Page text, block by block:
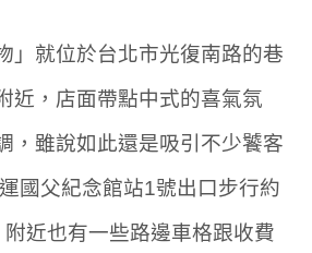
」就位於台北市光復南路的巷
近，店面帶點中式的喜氣氛
，雖說如此還是吸引不少饕客
國父紀念館站1號出口步行約
近也有一些路邊車格跟收費